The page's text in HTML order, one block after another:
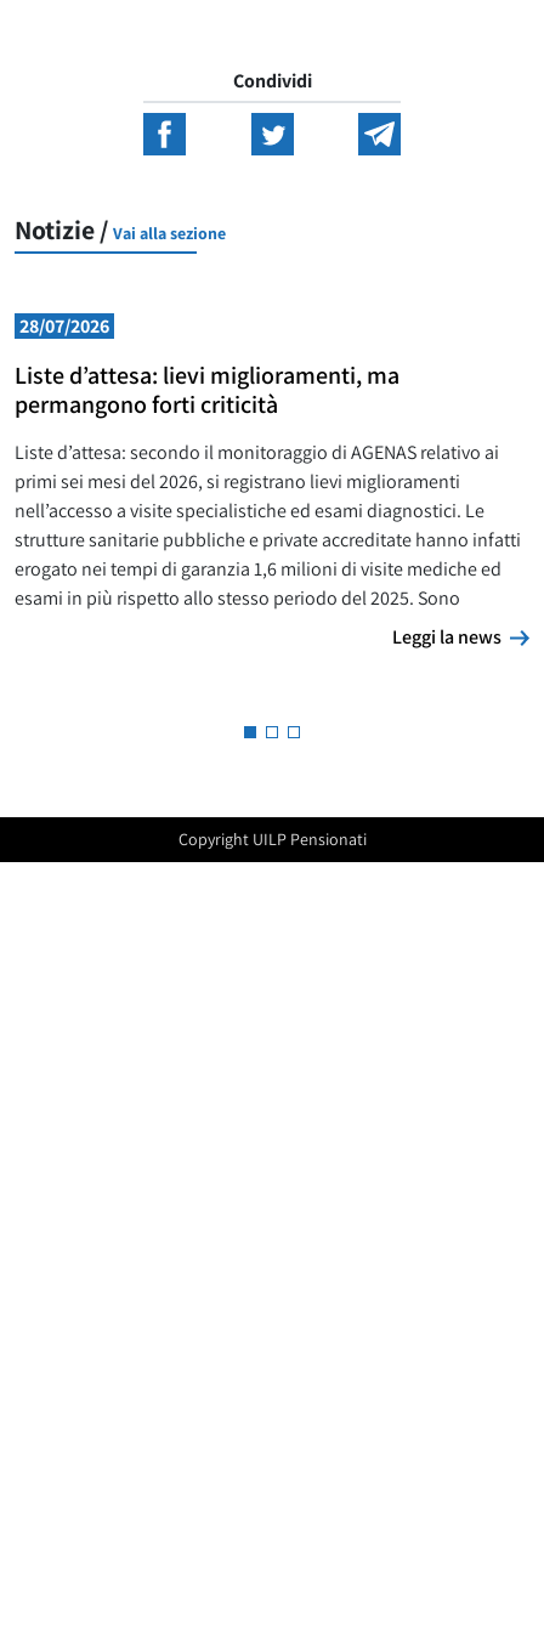
Condividi
Notizie / Vai alla sezione
28/07/2026
Liste d’attesa: lievi miglioramenti, ma
permangono forti criticità
Liste d’attesa: secondo il monitoraggio di AGENAS relativo ai
primi sei mesi del 2026, si registrano lievi miglioramenti
nell’accesso a visite specialistiche ed esami diagnostici. Le
strutture sanitarie pubbliche e private accreditate hanno infatti
erogato nei tempi di garanzia 1,6 milioni di visite mediche ed
esami in più rispetto allo stesso periodo del 2025. Sono
Leggi la news
Copyright UILP Pensionati